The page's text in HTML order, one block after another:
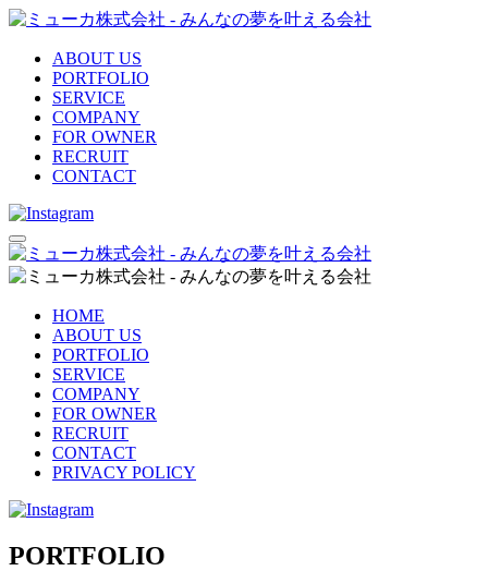
ABOUT US
PORTFOLIO
SERVICE
COMPANY
FOR OWNER
RECRUIT
CONTACT
HOME
ABOUT US
PORTFOLIO
SERVICE
COMPANY
FOR OWNER
RECRUIT
CONTACT
PRIVACY POLICY
PORTFOLIO